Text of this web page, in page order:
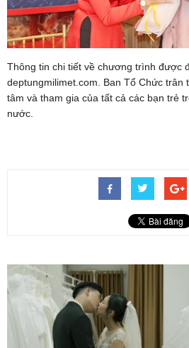
Thông tin chi tiết về chương trình được
deptungmilimet.com. Ban Tổ Chức trân
tâm và tham gia của tất cả các bạn trẻ
nước.